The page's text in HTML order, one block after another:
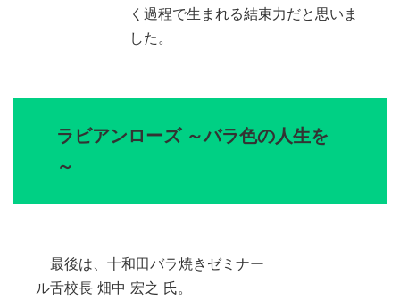
く過程で生まれる結束力だと思いま
した。
ラビアンローズ ～バラ色の人生を
～
最後は、十和田バラ焼きゼミナー
ル舌校長 畑中 宏之 氏。